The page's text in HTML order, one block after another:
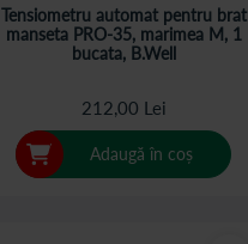
Tensiometru automat pentru brat
manseta PRO-35, marimea M, 1
bucata, B.Well
212,00 Lei
Adaugă în coș